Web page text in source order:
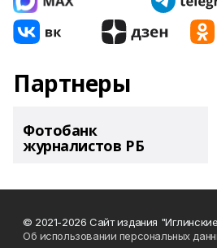
Партнеры
Фотобанк
журналистов РБ
© 2021-2026 Сайт издания
Об использовании персональных